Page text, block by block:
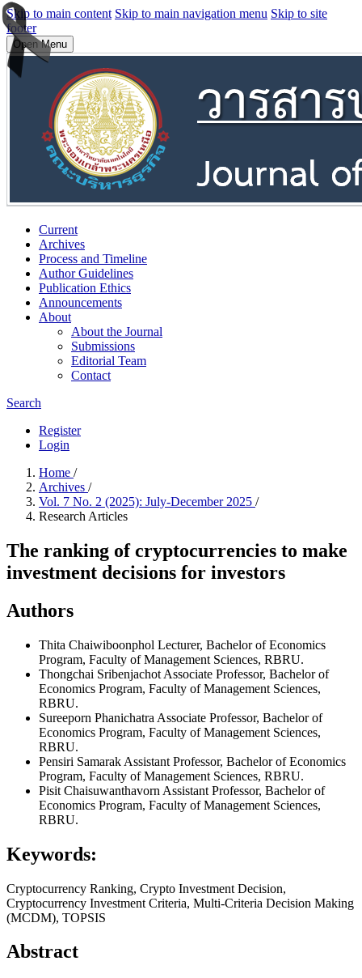
Skip to main content Skip to main navigation menu Skip to site
footer
Open Menu
Current
Archives
Process and Timeline
Author Guidelines
Publication Ethics
Announcements
About
About the Journal
Submissions
Editorial Team
Contact
Search
Register
Login
Home /
Archives /
Vol. 7 No. 2 (2025): July-December 2025 /
Research Articles
The ranking of cryptocurrencies to make
investment decisions for investors
Authors
Thita Chaiwiboonphol Lecturer, Bachelor of Economics
Program, Faculty of Management Sciences, RBRU.
Thongchai Sribenjachot Associate Professor, Bachelor of
Economics Program, Faculty of Management Sciences,
RBRU.
Sureeporn Phanichatra Associate Professor, Bachelor of
Economics Program, Faculty of Management Sciences,
RBRU.
Pensiri Samarak Assistant Professor, Bachelor of Economics
Program, Faculty of Management Sciences, RBRU.
Pisit Chaisuwanthavorn Assistant Professor, Bachelor of
Economics Program, Faculty of Management Sciences,
RBRU.
Keywords:
Cryptocurrency Ranking, Crypto Investment Decision,
Cryptocurrency Investment Criteria, Multi-Criteria Decision Making
(MCDM), TOPSIS
Abstract